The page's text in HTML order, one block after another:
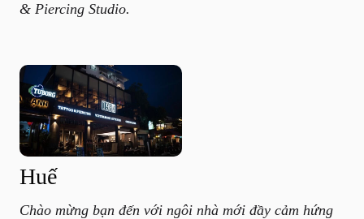
& Piercing Studio.
Huế
Chào mừng bạn đến với ngôi nhà mới đầy cảm hứng